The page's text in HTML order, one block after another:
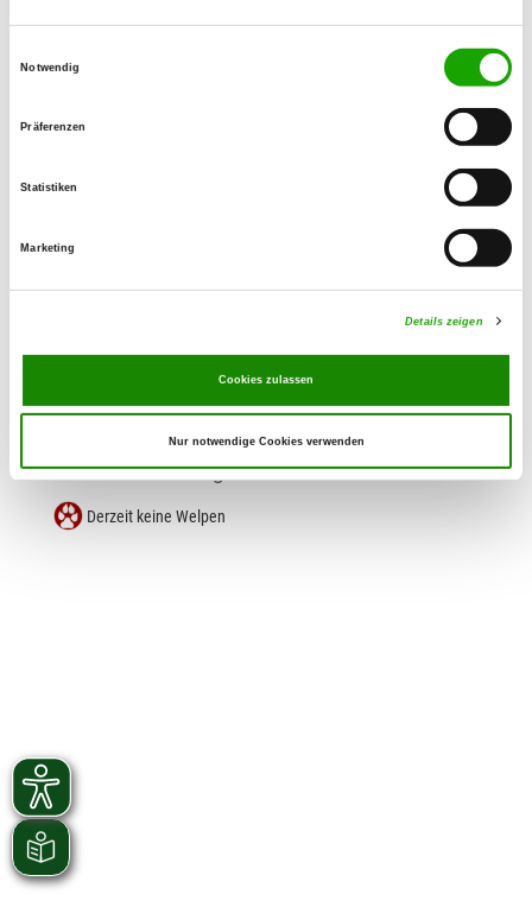
Notwendig
Präferenzen
Statistiken
Marketing
Details zeigen
Cookies zulassen
Nur notwendige Cookies verwenden
Zuchtstätte: von Walenius
Zuchtstätte: of the Bavarian Dream
97711 Maßbach
Zuchtstätte: vom Kaiserhaus
97688 Bad Kissingen
Derzeit keine Welpen